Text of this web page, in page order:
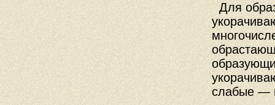
Для
слабые —